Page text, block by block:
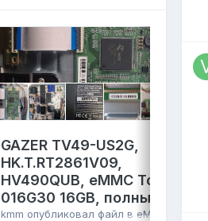
GAZER TV49-US2G,
HK.T.RT2861V09,
HV490QUB, eMMC Toshiba
016G30 16GB, полный дамп
kmm опубликовал файл вeMMC, NAND